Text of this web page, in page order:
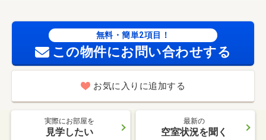
無料・簡単2項目！
この物件にお問い合わせする
お気に入りに追加する
実際にお部屋を
見学したい
最新の
空室状況を聞く